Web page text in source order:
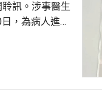
訊。涉事醫生
，為病人進行
管殘留物，遺